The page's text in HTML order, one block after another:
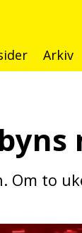
Arkiv
Om to